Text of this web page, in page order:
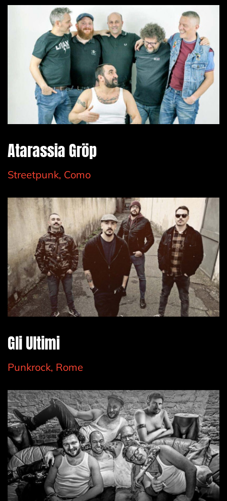
Atarassia Gröp
Streetpunk, Como
Gli Ultimi
Punkrock, Rome